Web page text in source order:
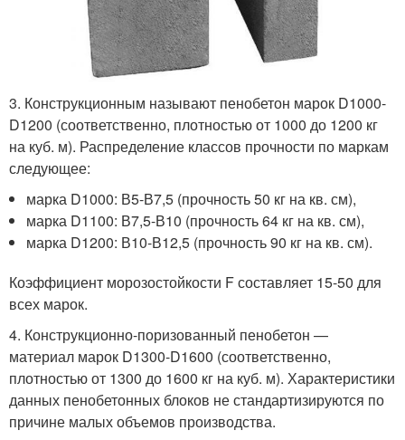
3. Конструкционным называют пенобетон марок D1000-
D1200 (соответственно, плотностью от 1000 до 1200 кг
на куб. м). Распределение классов прочности по маркам
следующее:
марка D1000: В5-В7,5 (прочность 50 кг на кв. см),
марка D1100: В7,5-В10 (прочность 64 кг на кв. см),
марка D1200: В10-В12,5 (прочность 90 кг на кв. см).
Коэффициент морозостойкости F составляет 15-50 для
всех марок.
4. Конструкционно-поризованный пенобетон —
материал марок D1300-D1600 (соответственно,
плотностью от 1300 до 1600 кг на куб. м). Характеристики
данных пенобетонных блоков не стандартизируются по
причине малых объемов производства.